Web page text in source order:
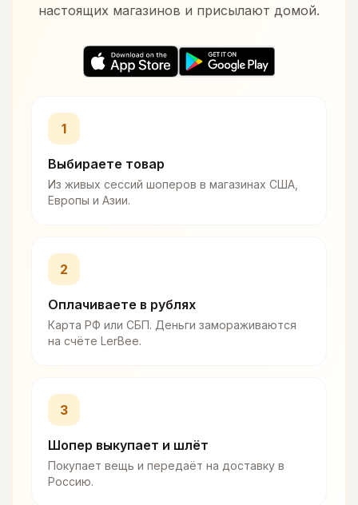
настоящих магазинов и присылают домой.
1
Выбираете товар
Из живых сессий шоперов в магазинах США,
Европы и Азии.
2
Оплачиваете в рублях
Карта РФ или СБП. Деньги замораживаются
на счёте LerBee.
3
Шопер выкупает и шлёт
Покупает вещь и передаёт на доставку в
Россию.